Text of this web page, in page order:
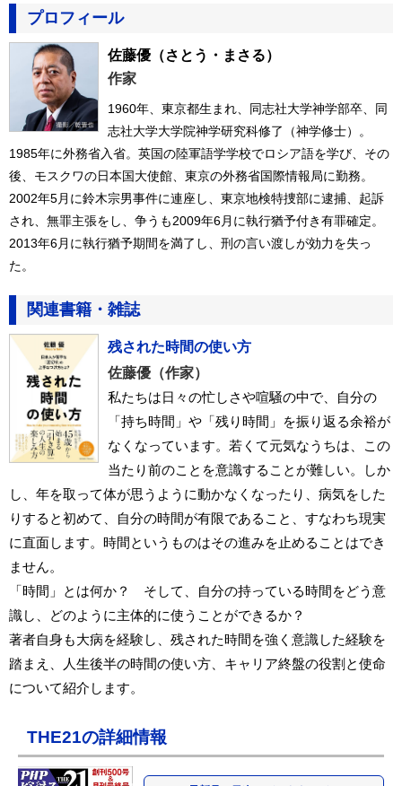
プロフィール
佐藤優 （さとう・まさる）
作家
1960年、東京都生まれ、同志社大学神学部卒、同
志社大学大学院神学研究科修了（神学修士）。
1985年に外務省入省。英国の陸軍語学学校でロシア語を学び、その
後、モスクワの日本国大使館、東京の外務省国際情報局に勤務。
2002年5月に鈴木宗男事件に連座し、東京地検特捜部に逮捕、起訴
され、無罪主張をし、争うも2009年6月に執行猶予付き有罪確定。
2013年6月に執行猶予期間を満了し、刑の言い渡しが効力を失っ
た。
関連書籍・雑誌
残された時間の使い方
佐藤優（作家）
私たちは日々の忙しさや喧騒の中で、自分の
「持ち時間」や「残り時間」を振り返る余裕が
なくなっています。若くて元気なうちは、この
当たり前のことを意識することが難しい。しか
し、年を取って体が思うように動かなくなったり、病気をした
りすると初めて、自分の時間が有限であること、すなわち現実
に直面します。時間というものはその進みを止めることはでき
ません。
「時間」とは何か？ そして、自分の持っている時間をどう意
識し、どのように主体的に使うことができるか？
著者自身も大病を経験し、残された時間を強く意識した経験を
踏まえ、人生後半の時間の使い方、キャリア終盤の役割と使命
について紹介します。
THE21の詳細情報